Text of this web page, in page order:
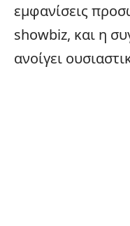
εμφανίσεις
showbiz, και η
ανοίγει